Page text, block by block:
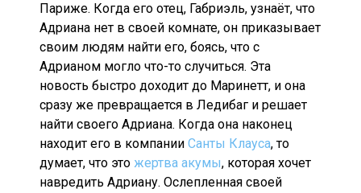
Париже. Когда его отец, Габриэль, узнаёт, что
Адриана нет в своей комнате, он приказывает
своим людям найти его, боясь, что с
Адрианом могло что-то случиться. Эта
новость быстро доходит до Маринетт, и она
сразу же превращается в Ледибаг и решает
найти своего Адриана. Когда она наконец
находит его в компании Санты Клауса, то
думает, что это жертва акумы, которая хочет
навредить Адриану. Ослепленная своей